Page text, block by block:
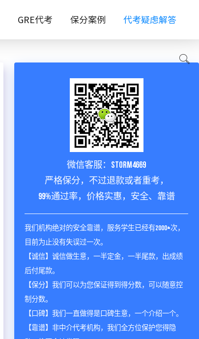
GRE代考 保分案例 代考疑虑解答
微信客服：storm4669
严格保分，不过退款或者重考，
99%通过率，价格实惠，安全、靠谱
我们机构绝对的安全靠谱，服务学生已经有2000+次，
目前为止没有失误过一次。
【诚信】诚信做生意，一半定金，一半尾款，出成绩
后付尾款。
【保分】我们可以为您保证得到得分数，可以随意控
制分数。
【口碑】我们一直做得是口碑生意，一个介绍一个。
【靠谱】非中介代考机构，我们全方位保护您得隐